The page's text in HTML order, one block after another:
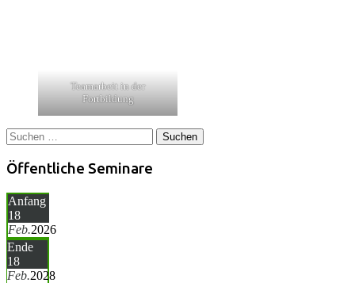
Teamarbeit in der
Fortbildung
Suchen
nach:
Öffentliche Seminare
Anfang
18
Feb.2026
Ende
18
Feb.2028